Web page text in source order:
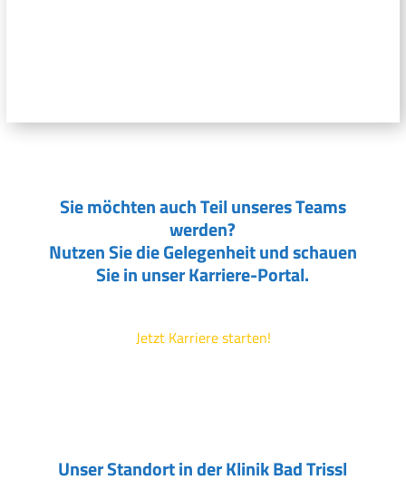
Sie möchten auch Teil unseres Teams
werden?
Nutzen Sie die Gelegenheit und schauen
Sie in unser Karriere-Portal.
Jetzt Karriere starten!
Unser Standort in der Klinik Bad Trissl